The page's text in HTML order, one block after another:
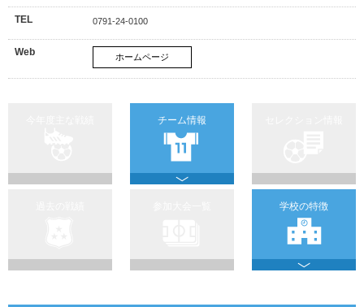
TEL 0791-24-0100
Web ホームページ
チーム情報
学校の特徴